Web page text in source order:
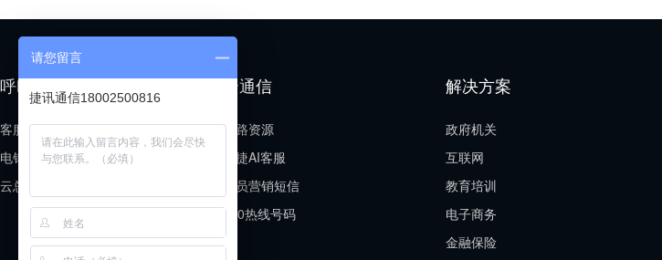
呼叫中心
客服呼叫中心
电销呼叫中心
云总机场景
云通信
线路资源
小捷AI客服
会员营销短信
400热线号码
解决方案
政府机关
互联网
教育培训
电子商务
金融保险
请您留言
捷讯通信18002500816